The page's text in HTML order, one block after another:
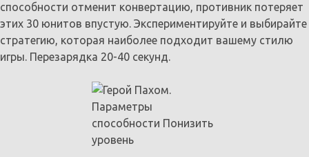
способности отменит конвертацию, противник потеряет
этих 30 юнитов впустую. Экспериментируйте и выбирайте
стратегию, которая наиболее подходит вашему стилю
игры. Перезарядка 20-40 секунд.